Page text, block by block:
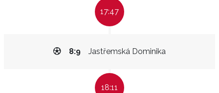
17:47
Jastřemská Dominika
8:9
18:11